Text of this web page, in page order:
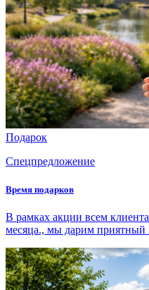
Подарок
Спецпредложение
Время подарков
В рамках акции всем
месяца., мы дарим приятный